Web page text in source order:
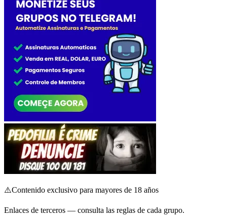
⚠️Contenido exclusivo para mayores de 18 años
Enlaces de terceros — consulta las reglas de cada grupo.